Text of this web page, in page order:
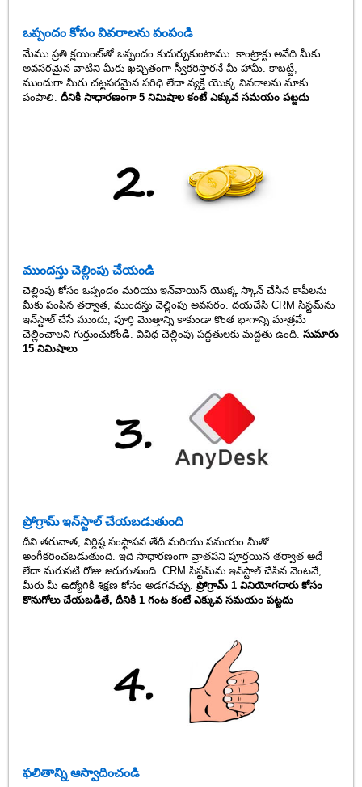
ఒప్పందం కోసం వివరాలను పంపండి
మేము ప్రతి క్లయింట్‌తో ఒప్పందం కుదుర్చుకుంటాము. కాంట్రాక్టు అనేది మీకు
అవసరమైన వాటిని మీరు ఖచ్చితంగా స్వీకరిస్తారనే మీ హామీ. కాబట్టి,
ముందుగా మీరు చట్టపరమైన పరిధి లేదా వ్యక్తి యొక్క వివరాలను మాకు
పంపాలి.దీనికి సాధారణంగా 5 నిమిషాల కంటే ఎక్కువ సమయం పట్టదు
ముందస్తు చెల్లింపు చేయండి
చెల్లింపు కోసం ఒప్పందం మరియు ఇన్‌వాయిస్ యొక్క స్కాన్ చేసిన కాపీలను
మీకు పంపిన తర్వాత, ముందస్తు చెల్లింపు అవసరం. దయచేసి CRM సిస్టమ్‌ను
ఇన్‌స్టాల్ చేసే ముందు, పూర్తి మొత్తాన్ని కాకుండా కొంత భాగాన్ని మాత్రమే
చెల్లించాలని గుర్తుంచుకోండి. వివిధ చెల్లింపు పద్ధతులకు మద్దతు ఉంది.సుమారు
15 నిమిషాలు
ప్రోగ్రామ్ ఇన్‌స్టాల్ చేయబడుతుంది
దీని తరువాత, నిర్దిష్ట సంస్థాపన తేదీ మరియు సమయం మీతో
అంగీకరించబడుతుంది. ఇది సాధారణంగా వ్రాతపని పూర్తయిన తర్వాత అదే
లేదా మరుసటి రోజు జరుగుతుంది. CRM సిస్టమ్‌ను ఇన్‌స్టాల్ చేసిన వెంటనే,
మీరు మీ ఉద్యోగికి శిక్షణ కోసం అడగవచ్చు.ప్రోగ్రామ్ 1 వినియోగదారు కోసం
కొనుగోలు చేయబడితే, దీనికి 1 గంట కంటే ఎక్కువ సమయం పట్టదు
ఫలితాన్ని ఆస్వాదించండి